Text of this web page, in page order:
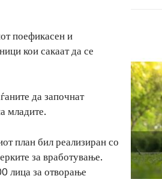
поефикасен и
кои сакаат да се
да започнат
младите.
план бил реализиран со
за вработување.
лица за отворање